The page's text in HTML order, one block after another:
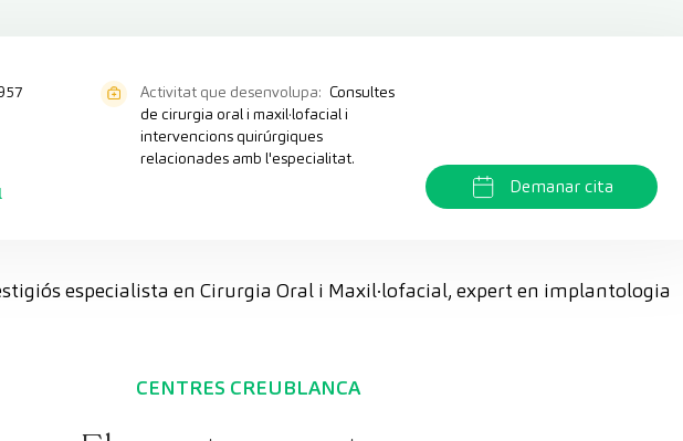
Activitat que desenvolupa: Consultes
de cirurgia oral i maxil·lofacial i
intervencions quirúrgiques
relacionades amb l'especialitat.
Demanar cita
especialista en Cirurgia Oral i Maxil·lofacial, expert en implantologia
CENTRES CREUBLANCA